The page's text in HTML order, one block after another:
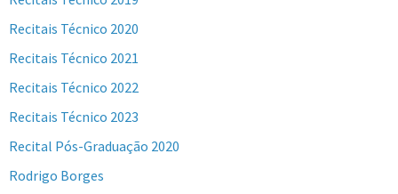
Recitais Técnico 2020
Recitais Técnico 2021
Recitais Técnico 2022
Recitais Técnico 2023
Recital Pós-Graduação 2020
Rodrigo Borges